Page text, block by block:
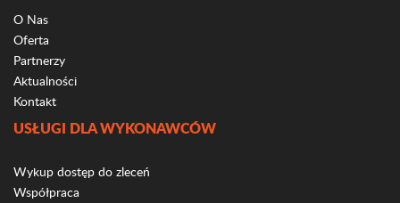
O Nas
Oferta
Partnerzy
Aktualności
Kontakt
USŁUGI DLA WYKONAWCÓW
Wykup dostęp do zleceń
Współpraca